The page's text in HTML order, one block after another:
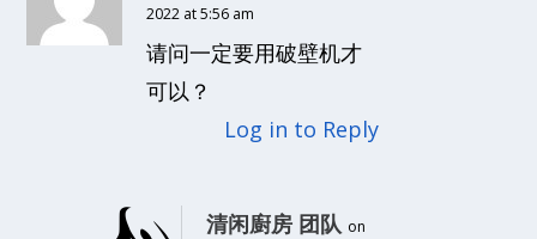
2022 at 5:56 am
请问一定要用破壁机才
可以？
Log in to Reply
清闲廚房 团队 on